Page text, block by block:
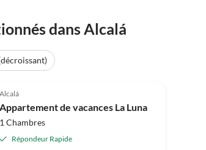
dans Alcalá
Alcalá
Appartement de vacances La Luna
1 Chambres
Répondeur Rapide